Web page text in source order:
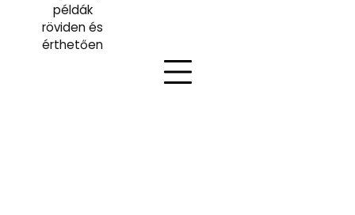
példák
röviden és
érthetően